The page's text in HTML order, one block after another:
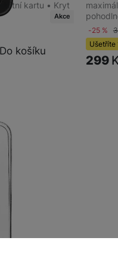
Akce
kartu • Kryt
Do košíku
-25 %
Ušetříte
299